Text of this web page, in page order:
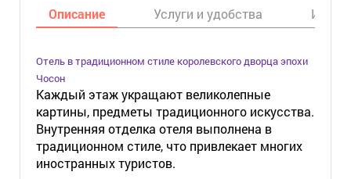
Описание Услуги и удобства
Отель в традиционном стиле королевского дворца эпохи
Чосон
Каждый этаж укращают великолепные
картины, предметы традиционного искусства.
Внутренняя отделка отеля выполнена в
традиционном стиле, что привлекает многих
иностранных туристов.